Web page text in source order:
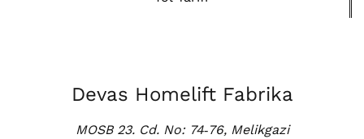
Devas Homelift Fabrika
MOSB 23. Cd. No: 74‑76, Melikgazi